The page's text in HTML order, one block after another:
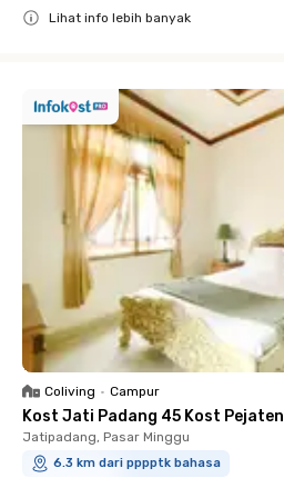
Lihat info lebih banyak
Coliving • Campur
Kost Jati Padang 45 Kost Pejaten
Jatipadang, Pasar Minggu
6.3 km dari pppptk bahasa